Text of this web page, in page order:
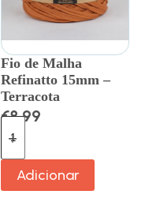
Fio de Malha
Refinatto 15mm –
Terracota
€8.99
Adicionar